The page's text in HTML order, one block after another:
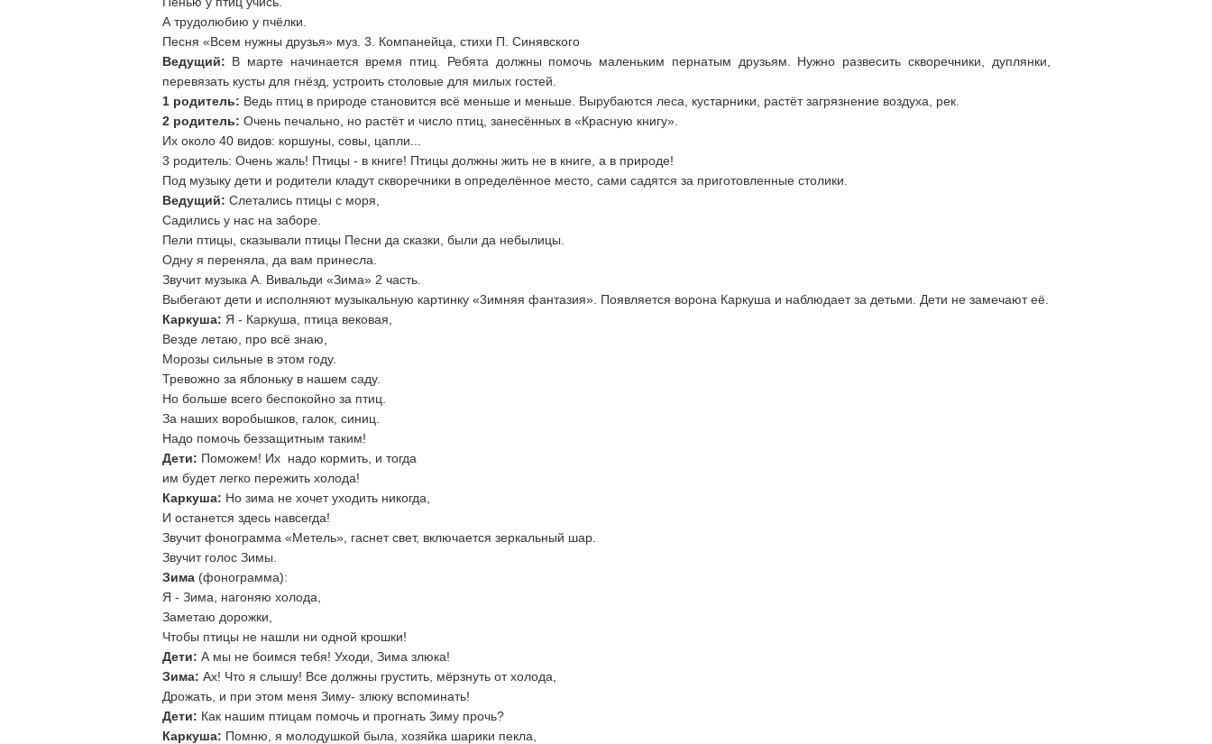
А трудолюбию у пчёлки.
Песня «Всем нужны друзья» муз. 3. Компанейца, стихи П. Синявского
Ведущий: В марте начинается время птиц. Ребята должны помочь маленьким пернатым друзьям. Нужно развесить скворечники, дуплянки,
перевязать кусты для гнёзд, устроить столовые для милых гостей.
1 родитель: Ведь птиц в природе становится всё меньше и меньше. Вырубаются леса, кустарники, растёт загрязнение воздуха, рек.
2 родитель: Очень печально, но растёт и число птиц, занесённых в «Красную книгу».
Их около 40 видов: коршуны, совы, цапли...
3 родитель: Очень жаль! Птицы - в книге! Птицы должны жить не в книге, а в при­роде!
Под музыку дети и родители кладут скворечники в определённое место, сами садятся за приготовленные столики.
Ведущий: Слетались птицы с моря,
Садились у нас на заборе.
Пели птицы, сказывали птицы Песни да сказки, были да небылицы.
Одну я переняла, да вам принесла.
Звучит музыка А. Вивальди «Зима» 2 часть.
Выбегают дети и исполняют музыкальную картинку «3имняя фантазия». Появляется ворона Каркуша и наблюдает за детьми. Дети не замечают её.
Каркуша: Я - Каркуша, птица вековая,
Везде летаю, про всё знаю,
Морозы сильные в этом году.
Тревожно за яблоньку в нашем саду.
Но больше всего беспокойно за птиц.
За наших воробышков, галок, синиц.
Надо помочь беззащитным таким!
Дети: Поможем! Их надо кормить, и тогда
им будет легко пережить холода!
Каркуша: Но зима не хочет уходить никогда,
И останется здесь навсегда!
Звучит фонограмма «Метель», гаснет свет, включается зеркальный шар.
Звучит голос Зимы.
Зима(фонограмма):
Я - Зима, нагоняю холода,
Заметаю дорожки,
Чтобы птицы не нашли ни одной крошки!
Дети: А мы не боимся тебя! Уходи, Зима злюка!
Зима: Ах! Что я слышу! Все должны грустить, мёрзнуть от холода,
Дрожать, и при этом меня Зиму- злюку вспоминать!
Дети: Как нашим птицам помочь и прогнать Зиму прочь?
Каркуша: Помню, я молодушкой была, хозяйка шарики пекла,